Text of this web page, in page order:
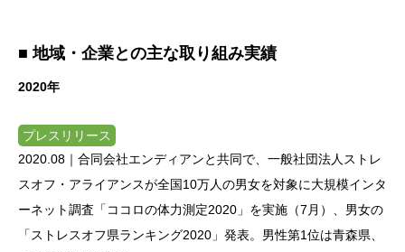
■ 地域・企業との主な取り組み実績
2020年
プレスリリース
2020.08｜ 合同会社エンディアンと共同で、一般社団法人ストレ
スオフ・アライアンスが全国10万人の男女を対象に大規模インタ
ーネット調査「ココロの体力測定2020」を実施（7月）、男女の
「ストレスオフ県ランキング2020」発表。男性第1位は青森県、